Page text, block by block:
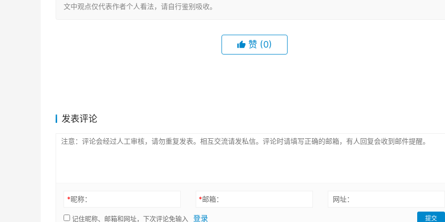
文中观点仅代表作者个人看法，请自行鉴别吸收。
赞 (0)
发表评论
*昵称： *邮箱： 网址：
记住昵称、邮箱和网址，下次评论免输入 登录 提交